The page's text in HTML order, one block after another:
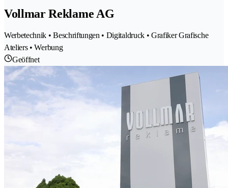
Vollmar Reklame AG
Werbetechnik • Beschriftungen • Digitaldruck • Grafiker Grafische
Ateliers • Werbung
Geöffnet